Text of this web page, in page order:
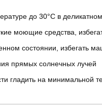
до 30°C в
моющие средства,
состоянии, избегать
прямых солнечных лучей
гладить на минимальной